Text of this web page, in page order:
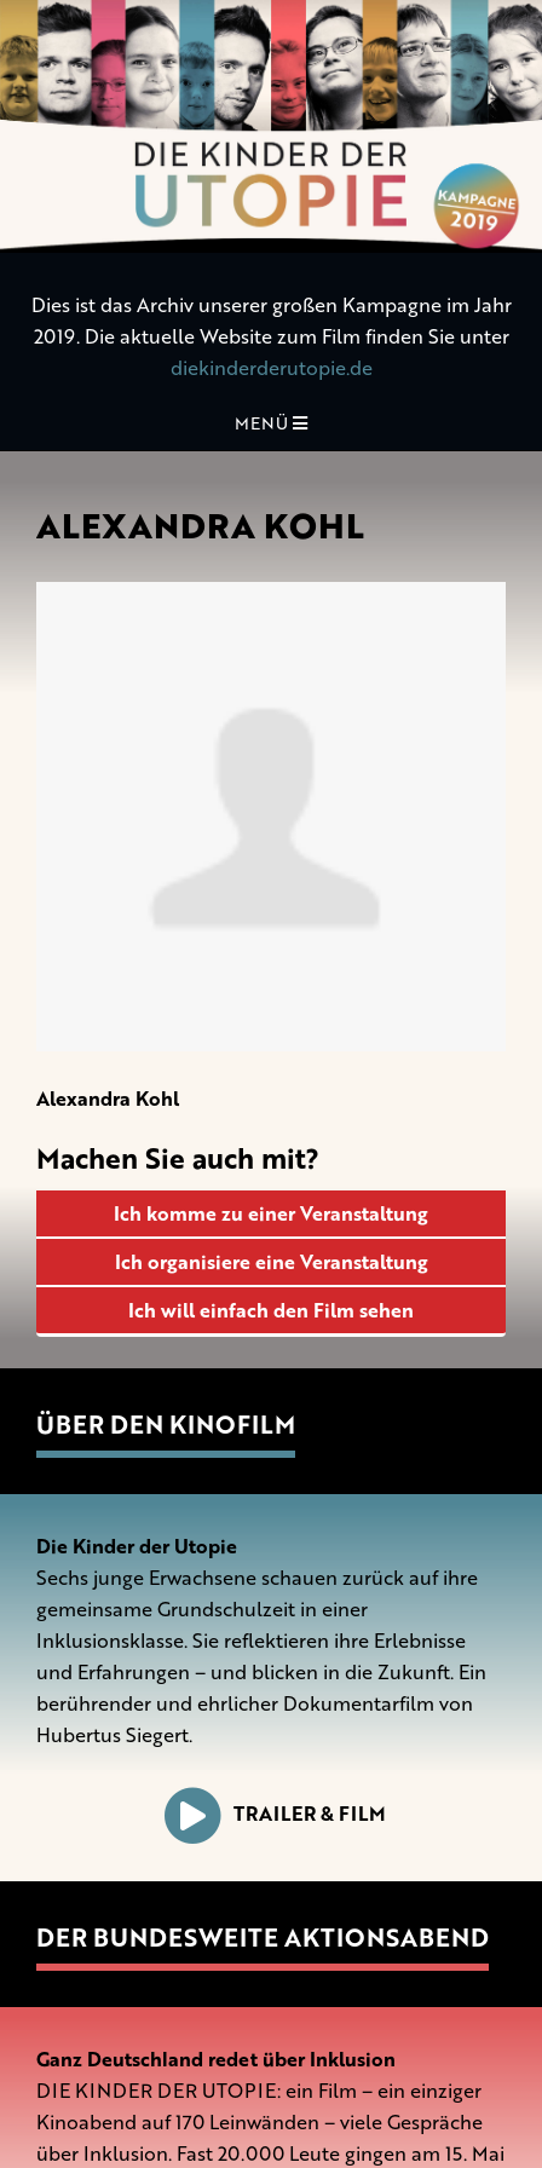
Die
Kinder
der
Dies ist das Archiv unserer großen Kampagne im Jahr
2019. Die aktuelle Website zum Film finden Sie unter
diekinderderutopie.de
MENÜ
ALEXANDRA KOHL
Alexandra Kohl
Machen Sie auch mit?
Ich komme zu einer Veranstaltung
Ich organisiere eine Veranstaltung
Ich will einfach den Film sehen
ÜBER DEN KINOFILM
Die Kinder der Utopie
Sechs junge Erwachsene schauen zurück auf ihre
gemeinsame Grundschulzeit in einer
Inklusionsklasse. Sie reflektieren ihre Erlebnisse
und Erfahrungen – und blicken in die Zukunft. Ein
berührender und ehrlicher Dokumentarfilm von
Hubertus Siegert.
TRAILER & FILM
DER BUNDESWEITE AKTIONSABEND
Ganz Deutschland redet über Inklusion
DIE KINDER DER UTOPIE: ein Film – ein einziger
Kinoabend auf 170 Leinwänden – viele Gespräche
über Inklusion. Fast 20.000 Leute gingen am 15. Mai